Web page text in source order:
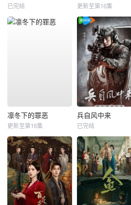
已完结 更新至第16集
凛冬下的罪恶
更新至第16集
兵自风中来
已完结